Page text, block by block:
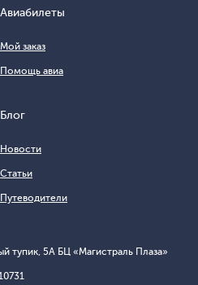
тупик, 5А БЦ «Магистраль Плаза»
Авиабилеты
Мой заказ
Помощь авиа
Блог
Новости
Статьи
Путеводители